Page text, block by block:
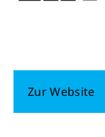
Zur Website